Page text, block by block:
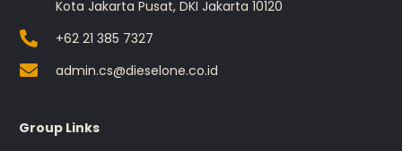
Kota Jakarta Pusat, DKI Jakarta 10120
+62 21 385 7327
admin.cs@dieselone.co.id
Group Links